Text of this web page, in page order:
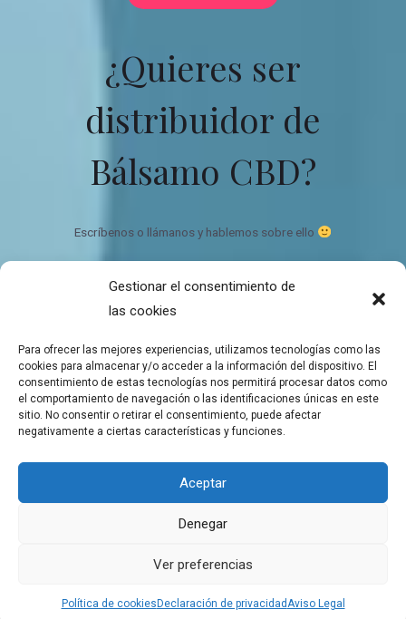
Gestionar el consentimiento de
las cookies
Para ofrecer las mejores experiencias, utilizamos tecnologías como las
cookies para almacenar y/o acceder a la información del dispositivo. El
consentimiento de estas tecnologías nos permitirá procesar datos como
el comportamiento de navegación o las identificaciones únicas en este
sitio. No consentir o retirar el consentimiento, puede afectar
negativamente a ciertas características y funciones.
Aceptar
Denegar
Ver preferencias
Política de cookies Declaración de privacidadAviso Legal
¿Quieres ser
distribuidor de
Bálsamo CBD?
Escríbenos o llámanos y hablemos sobre ello
Bálsamo de CBD Ecológico y orgánico
Quien somos
Mapa del sitio
Balsamos de CBD a domicilio
Aviso Legal
Política de cookies